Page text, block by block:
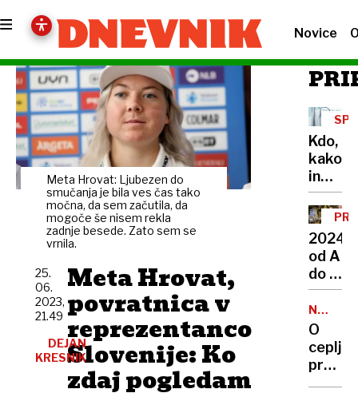
Novice
Meta Hrovat: Ljubezen do
smučanja je bila ves čas tako
močna, da sem začutila, da
mogoče še nisem rekla
zadnje besede. Zato sem se
vrnila.
Meta Hrovat,
povratnica v
reprezentanco
Slovenije: Ko
zdaj pogledam
25.
06.
2023,
21.49
DEJAN
KRESNIK
Kdo,
kako
in
zakaj
lahko
ugovor
vesti
2024
od A
do Ž
v
Od
selitve
arhiva
O
proti